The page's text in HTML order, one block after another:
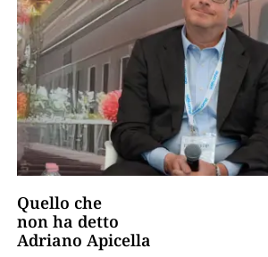
Quello che
non ha detto
Adriano Apicella